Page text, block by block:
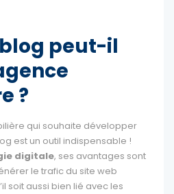
peut-il
?
qui souhaite développer
est un outil indispensable !
digitale, ses avantages sont
le trafic du site web
soit aussi bien lié avec les